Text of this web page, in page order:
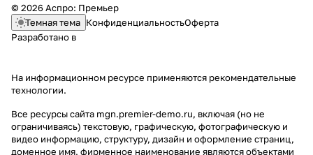
© 2026 Аспро: Премьер
Темная тема КонфиденциальностьОферта
Разработано в
На информационном ресурсе применяются рекомендательные
технологии.
Все ресурсы сайта mgn.premier-demo.ru, включая (но не
ограничиваясь) текстовую, графическую, фотографическую и
видео информацию, структуру, дизайн и оформление страниц,
доменное имя, фирменное наименование являются объектами